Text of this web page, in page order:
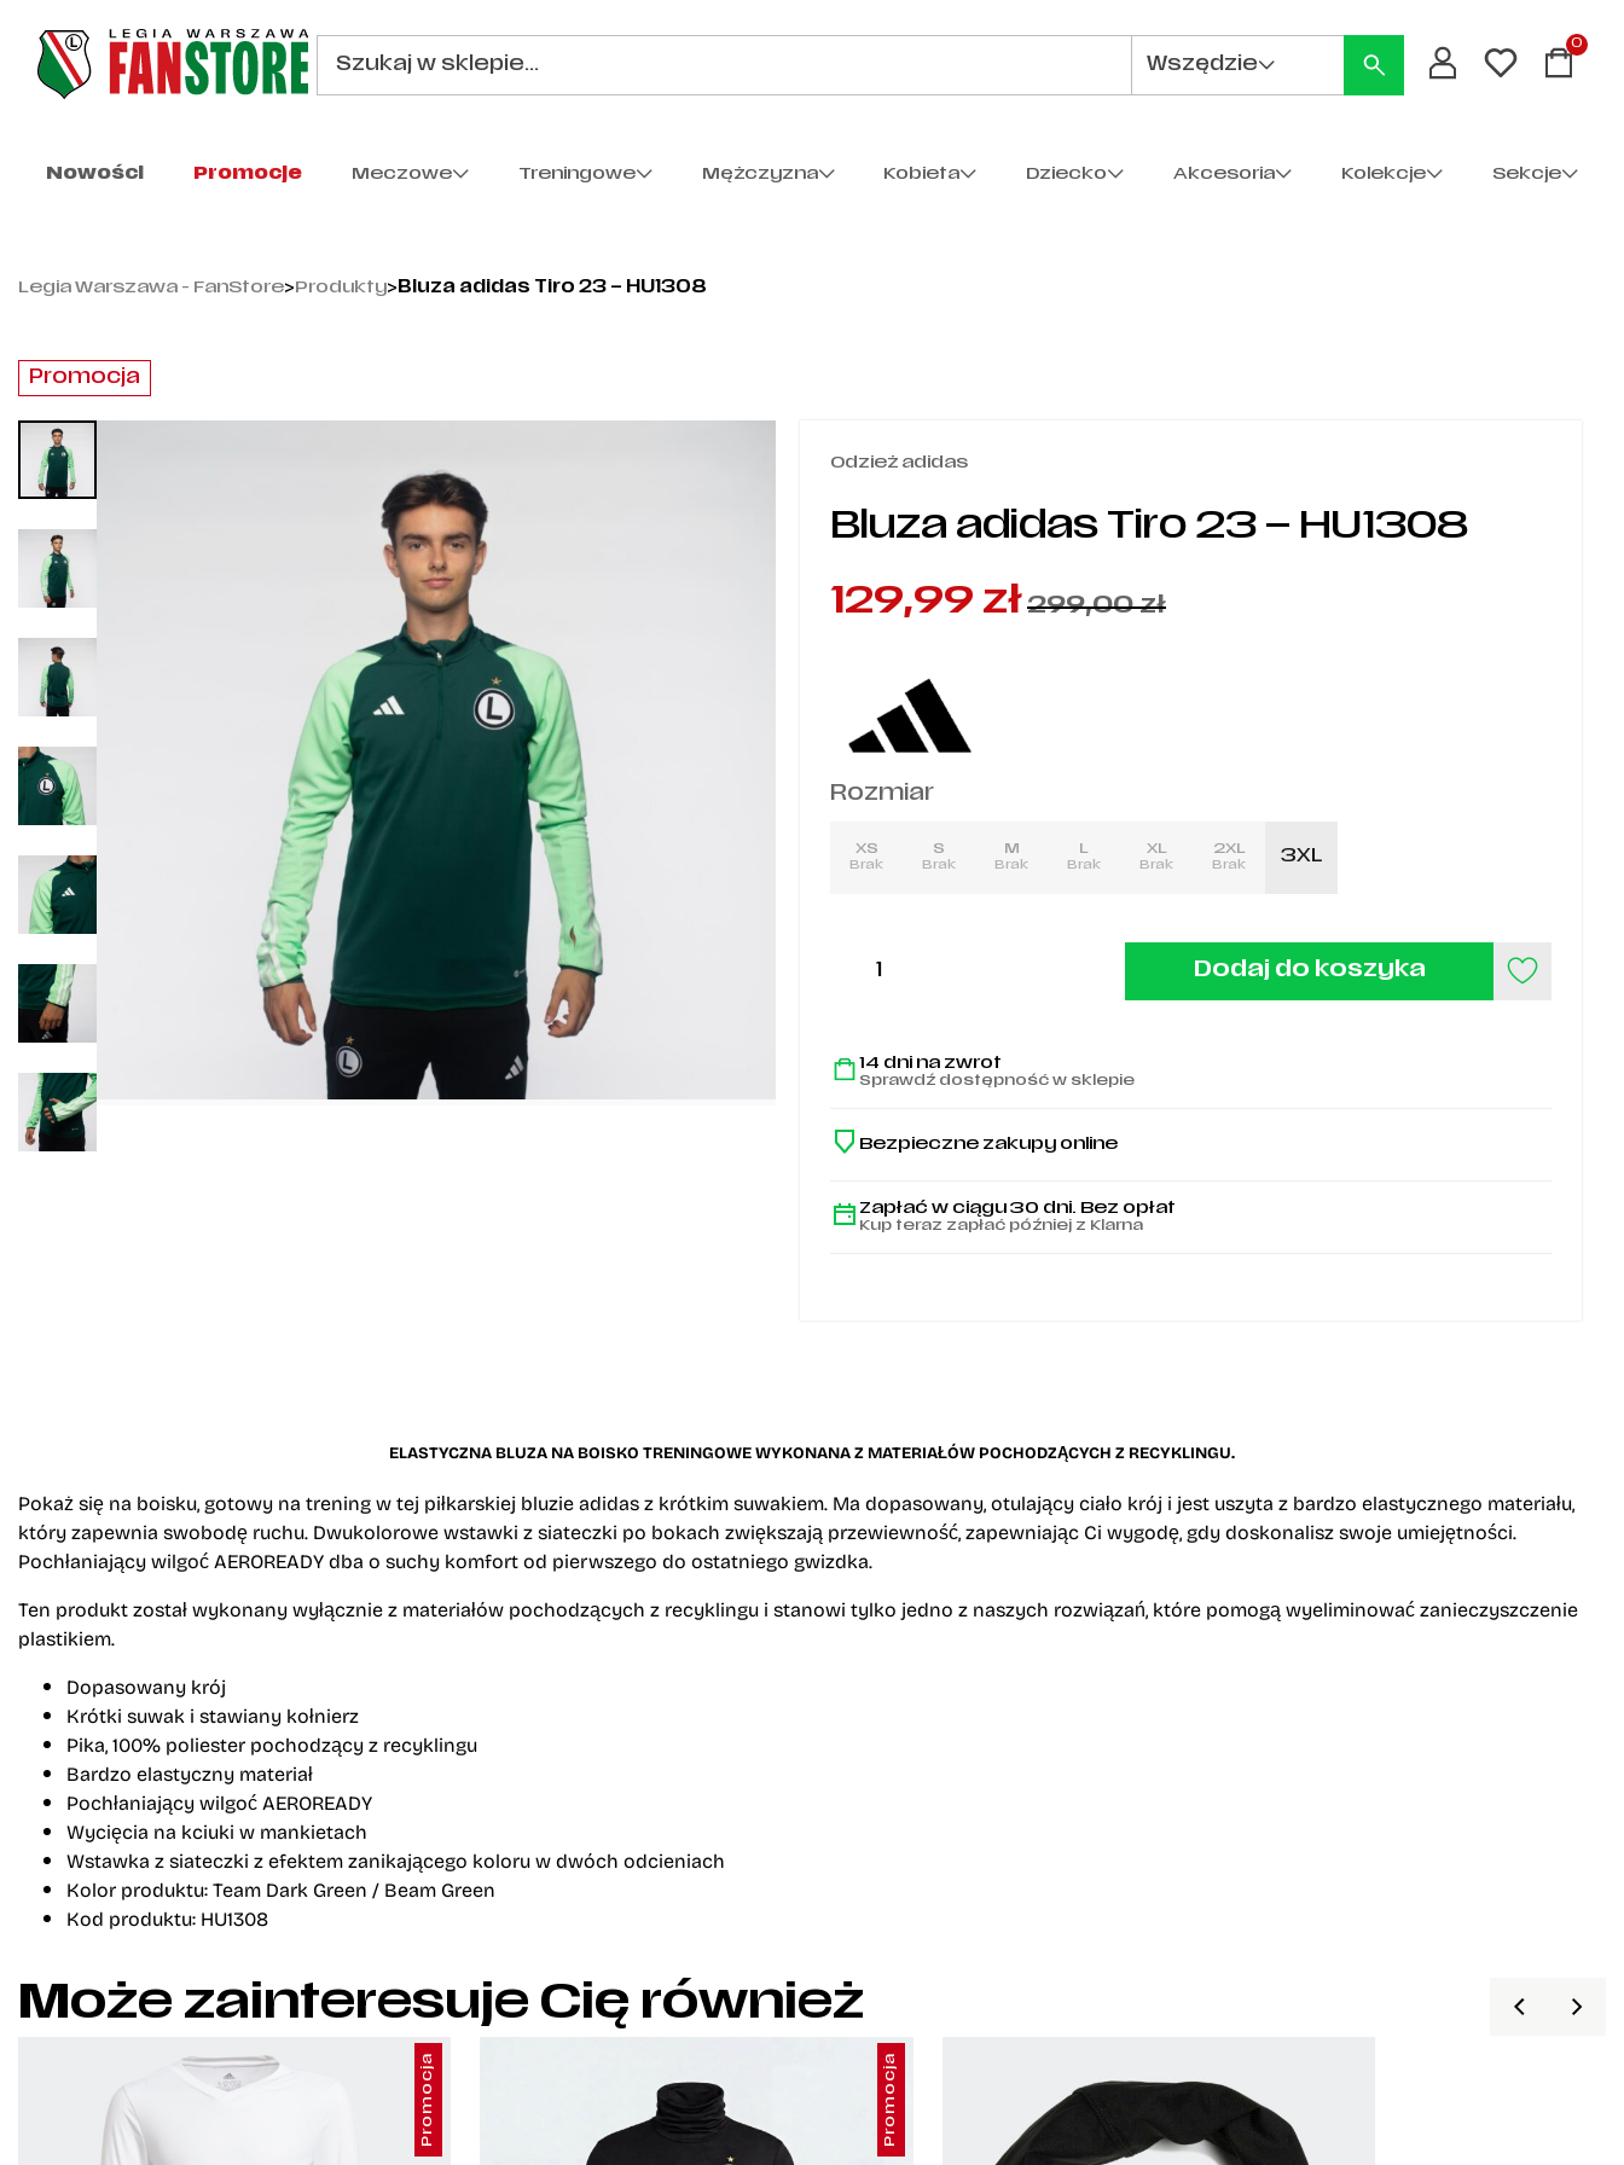
Wszędzie
0
Nowości Promocje Meczowe Treningowe Mężczyzna Kobieta Dziecko Akcesoria Kolekcje Sekcje
Legia Warszawa - FanStore>Produkty>Bluza adidas Tiro 23 – HU1308
Promocja
Odzież adidas
Bluza adidas Tiro 23 – HU1308
129,99 zł 299,00zł
Rozmiar
XS
Brak
S
Brak
M
Brak
L
Brak
XL
Brak
2XL
Brak 3XL
Bluza
-
HU1308
Dodaj do koszyka
14 dni na zwrot
Sprawdź dostępność w sklepie
Bezpieczne zakupy online
Zapłać w ciągu 30 dni. Bez opłat
Kup teraz zapłać później z Klarna
ELASTYCZNA BLUZA NA BOISKO TRENINGOWE WYKONANA Z MATERIAŁÓW POCHODZĄCYCH Z RECYKLINGU.
Pokaż się na boisku, gotowy na trening w tej piłkarskiej bluzie adidas z krótkim suwakiem. Ma dopasowany, otulający ciało krój i jest uszyta z bardzo elastycznego materiału,
który zapewnia swobodę ruchu. Dwukolorowe wstawki z siateczki po bokach zwiększają przewiewność, zapewniając Ci wygodę, gdy doskonalisz swoje umiejętności.
Pochłaniający wilgoć AEROREADY dba o suchy komfort od pierwszego do ostatniego gwizdka.
Ten produkt został wykonany wyłącznie z materiałów pochodzących z recyklingu i stanowi tylko jedno z naszych rozwiązań, które pomogą wyeliminować zanieczyszczenie
plastikiem.
Dopasowany krój
Krótki suwak i stawiany kołnierz
Pika, 100% poliester pochodzący z recyklingu
Bardzo elastyczny materiał
Pochłaniający wilgoć AEROREADY
Wycięcia na kciuki w mankietach
Wstawka z siateczki z efektem zanikającego koloru w dwóch odcieniach
Kolor produktu: Team Dark Green / Beam Green
Kod produktu: HU1308
Może zainteresuje Cię również
Promocja Promocja